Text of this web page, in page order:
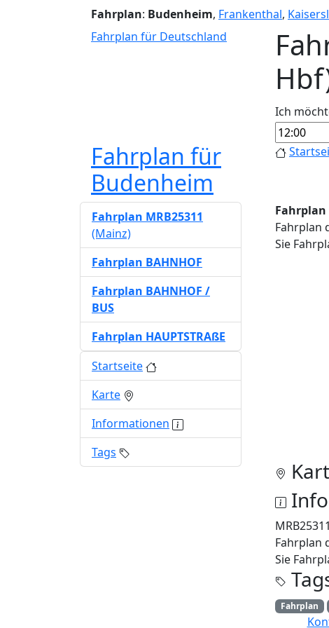
Fahrplan: Budenheim, Frankenthal,
Fahrplan für Deutschland
Ich
Fahrplan für
Budenheim
Fahrplan
Fahrplan
Sie
MRB25311
Fahrplan
Sie
Fahrplan
Fahrplan MRB25311
(Mainz)
Fahrplan BAHNHOF
Fahrplan BAHNHOF /
BUS
Fahrplan HAUPTSTRAßE
Startseite
Karte
Informationen
Tags